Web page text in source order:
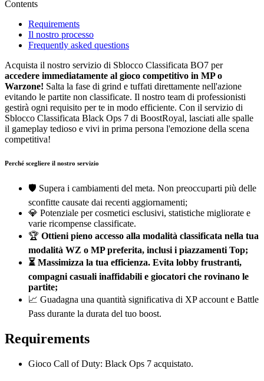
Contents
Requirements
Il nostro processo
Frequently asked questions
Acquista il nostro servizio di Sblocco Classificata BO7 per
accedere immediatamente al gioco competitivo in MP o
Warzone! Salta la fase di grind e tuffati direttamente nell'azione
evitando le partite non classificate. Il nostro team di professionisti
gestirà ogni requisito per te in modo efficiente. Con il servizio di
Sblocco Classificata Black Ops 7 di BoostRoyal, lasciati alle spalle
il gameplay tedioso e vivi in prima persona l'emozione della scena
competitiva!
Perché scegliere il nostro servizio
🛡️ Supera i cambiamenti del meta. Non preoccuparti più delle
sconfitte causate dai recenti aggiornamenti;
💎 Potenziale per cosmetici esclusivi, statistiche migliorate e
varie ricompense classificate.
🏆 Ottieni pieno accesso alla modalità classificata nella tua
modalità WZ o MP preferita, inclusi i piazzamenti Top;
⏳ Massimizza la tua efficienza. Evita lobby frustranti,
compagni casuali inaffidabili e giocatori che rovinano le
partite;
📈 Guadagna una quantità significativa di XP account e Battle
Pass durante la durata del tuo boost.
Requirements
Gioco Call of Duty: Black Ops 7 acquistato.